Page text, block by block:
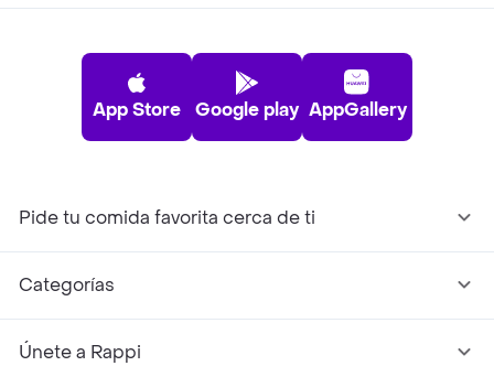
App Store Google play AppGallery
Pide tu comida favorita cerca de ti
Categorías
Únete a Rappi